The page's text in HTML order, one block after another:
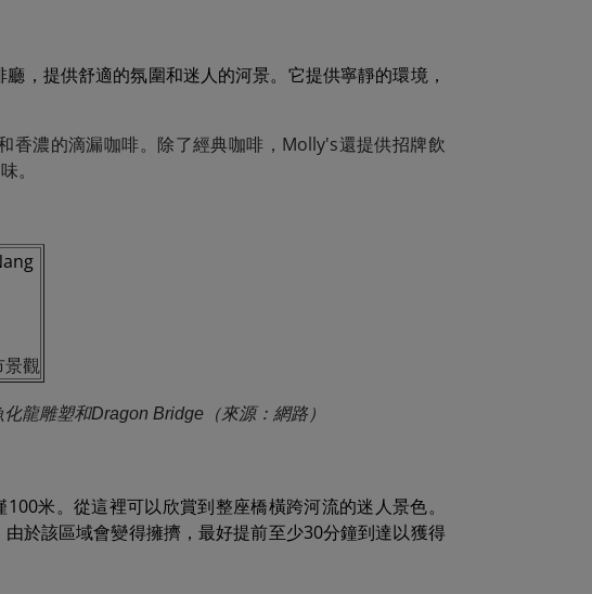
，提供舒適的氛圍和迷人的河景。它提供寧靜的環境，
香濃的滴漏咖啡。除了經典咖啡，Molly's還提供招牌飲
。
景觀
龍雕塑和Dragon Bridge（來源：網路）
米。從這裡可以欣賞到整座橋橫跨河流的迷人景色。
於該區域會變得擁擠，最好提前至少30分鐘到達以獲得